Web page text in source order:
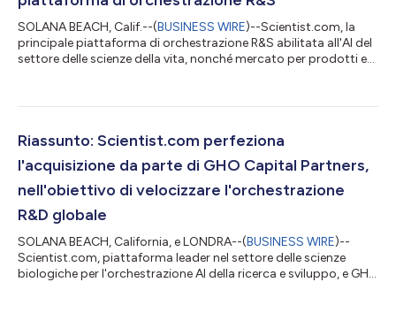
SOLANA BEACH, Calif.--(BUSINESS WIRE)--Scientist.com, la
principale piattaforma di orchestrazione R&S abilitata all'AI del
settore delle scienze della vita, nonché mercato per prodotti e
formazione scientifica, contenuti tecnici, approfondimenti del
Man mano che la R&S nelle scienze della vita diventa...
Riassunto: Scientist.com perfeziona
l'acquisizione da parte di GHO Capital Partners,
nell'obiettivo di velocizzare l'orchestrazione
R&D globale
SOLANA BEACH, California, e LONDRA--(BUSINESS WIRE)--
Scientist.com, piattaforma leader nel settore delle scienze
biologiche per l'orchestrazione AI della ricerca e sviluppo, e GHO